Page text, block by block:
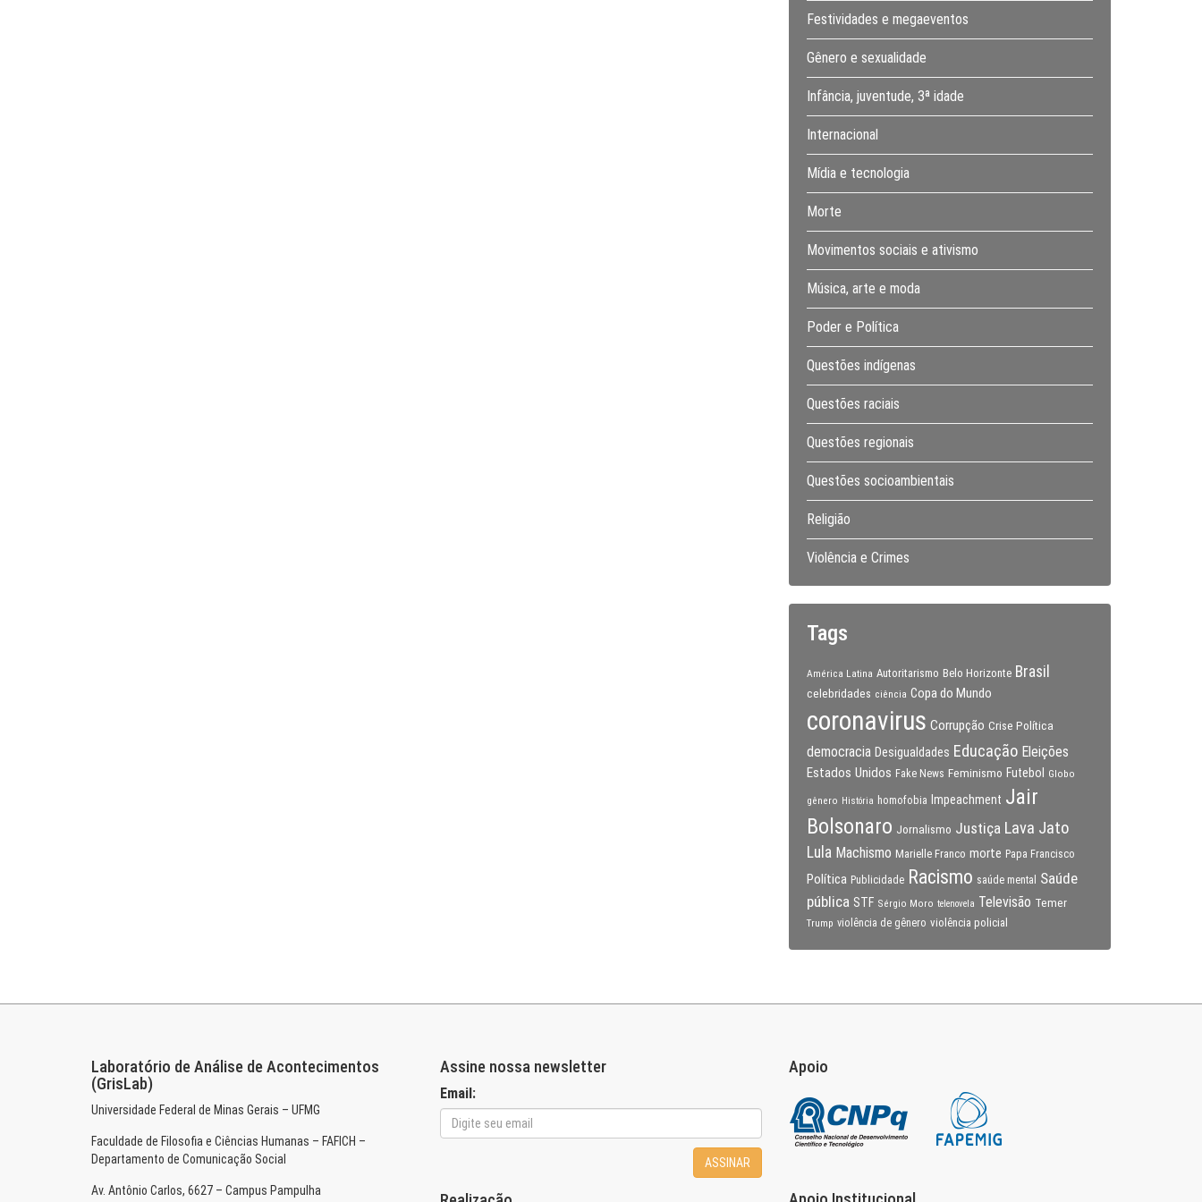
Festividades e megaeventos
Gênero e sexualidade
Infância, juventude, 3ª idade
Internacional
Mídia e tecnologia
Morte
Movimentos sociais e ativismo
Música, arte e moda
Poder e Política
Questões indígenas
Questões raciais
Questões regionais
Questões socioambientais
Religião
Violência e Crimes
Tags
América Latina Autoritarismo Belo Horizonte Brasil
celebridades ciência Copa do Mundo
coronavirus Corrupção Crise Política
democracia Desigualdades Educação Eleições
Estados Unidos Fake News Feminismo Futebol Globo
gênero História homofobia Impeachment Jair
Bolsonaro Jornalismo Justiça Lava Jato
Lula Machismo Marielle Franco morte Papa Francisco
Política Publicidade Racismo saúde mental
Saúde
pública STF Sérgio Moro telenovela Televisão Temer
Trump violência de gênero violência policial
Laboratório de Análise de Acontecimentos
(GrisLab)
Universidade Federal de Minas Gerais – UFMG
Faculdade de Filosofia e Ciências Humanas – FAFICH –
Departamento de Comunicação Social
Av. Antônio Carlos, 6627 – Campus Pampulha
Assine nossa newsletter
Email:
ASSINAR
Apoio